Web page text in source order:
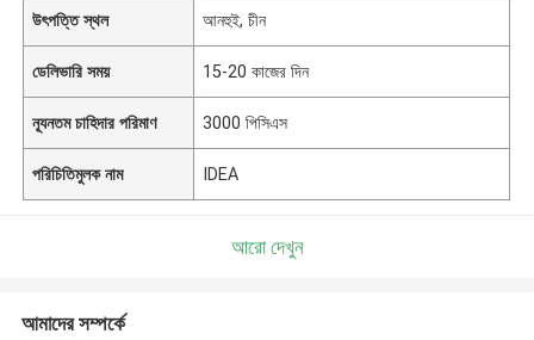
উৎপত্তি স্থল আনহুই, চীন
ডেলিভারি সময় 15-20 কাজের দিন
ন্যূনতম চাহিদার পরিমাণ 3000 পিসিএস
পরিচিতিমুলক নাম IDEA
আরো দেখুন
আমাদের সম্পর্কে